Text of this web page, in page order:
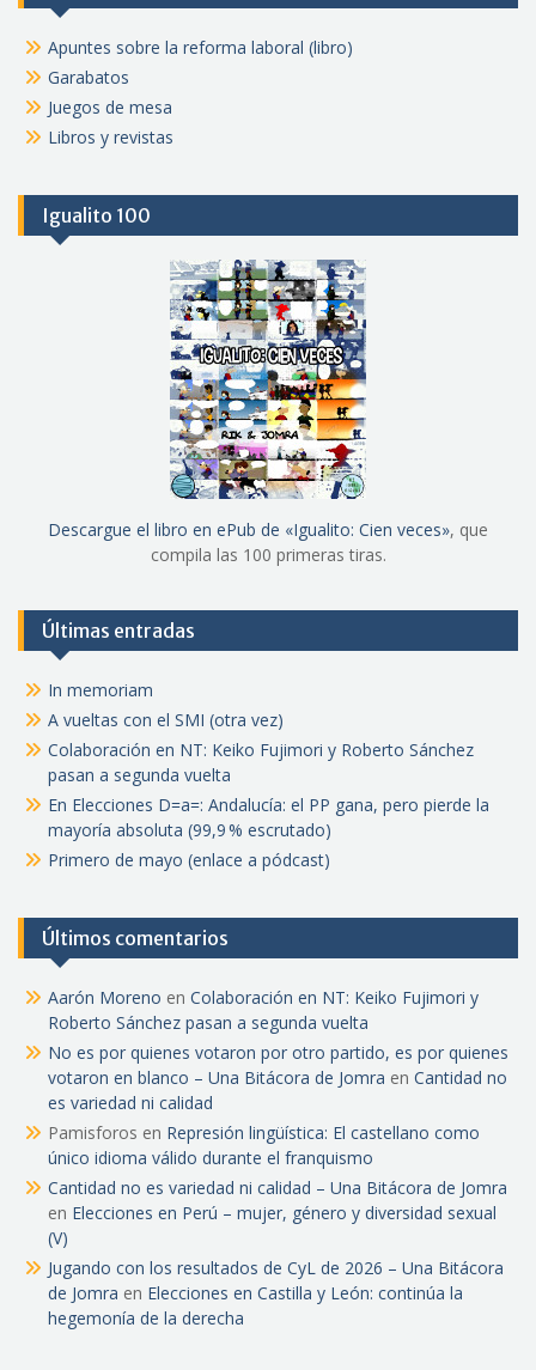
Apuntes sobre la reforma laboral (libro)
Garabatos
Juegos de mesa
Libros y revistas
Igualito 100
Descargue el libro en ePub de «Igualito: Cien veces», que
compila las 100 primeras tiras.
Últimas entradas
In memoriam
A vueltas con el SMI (otra vez)
Colaboración en NT: Keiko Fujimori y Roberto Sánchez
pasan a segunda vuelta
En Elecciones D=a=: Andalucía: el PP gana, pero pierde la
mayoría absoluta (99,9 % escrutado)
Primero de mayo (enlace a pódcast)
Últimos comentarios
Aarón Moreno en Colaboración en NT: Keiko Fujimori y
Roberto Sánchez pasan a segunda vuelta
No es por quienes votaron por otro partido, es por quienes
votaron en blanco – Una Bitácora de Jomra en Cantidad no
es variedad ni calidad
Pamisforos en Represión lingüística: El castellano como
único idioma válido durante el franquismo
Cantidad no es variedad ni calidad – Una Bitácora de Jomra
en Elecciones en Perú – mujer, género y diversidad sexual
(V)
Jugando con los resultados de CyL de 2026 – Una Bitácora
de Jomra en Elecciones en Castilla y León: continúa la
hegemonía de la derecha